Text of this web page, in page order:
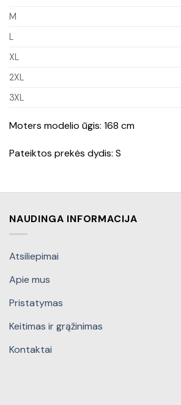
M
L
XL
2XL
3XL
Moters modelio ūgis: 168 cm
Pateiktos prekės dydis: S
NAUDINGA INFORMACIJA
Atsiliepimai
Apie mus
Pristatymas
Keitimas ir grąžinimas
Kontaktai